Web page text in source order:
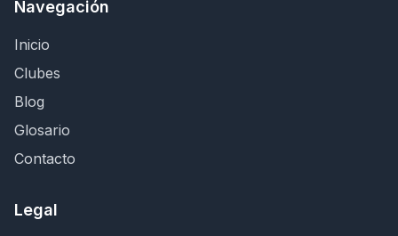
Navegación
Inicio
Clubes
Blog
Glosario
Contacto
Legal